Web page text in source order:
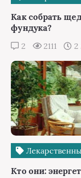
Как собрать
фундука?
2 2111 2
Кто они: